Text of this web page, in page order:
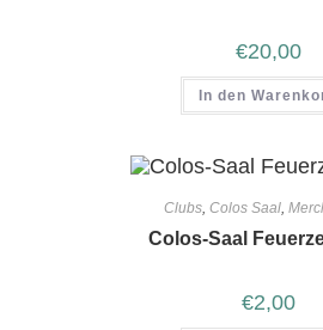
€20,00
In den
Clubs, Colos Saal,
Colos-Saal
€2,00